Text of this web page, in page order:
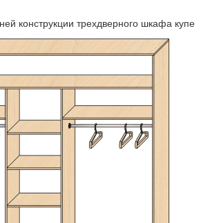
конструкции трехдверного шкафа купе